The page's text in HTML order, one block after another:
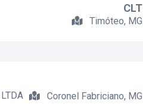
CLT
Timóteo, MG
Coronel Fabriciano, MG